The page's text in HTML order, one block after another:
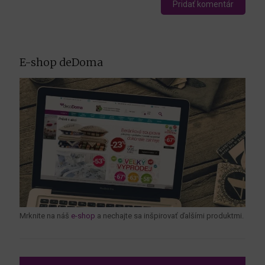
E-shop deDoma
Mrknite na náš e-shop a nechajte sa inšpirovať ďalšími produktmi.